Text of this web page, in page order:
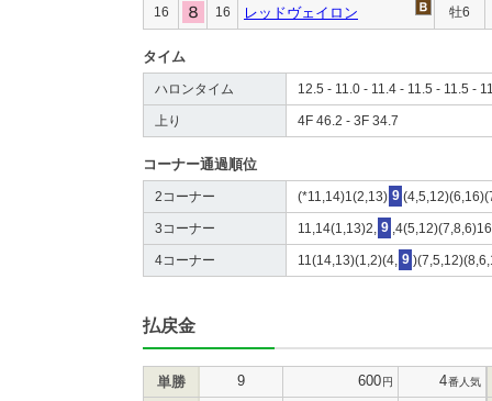
16 16 レッドヴェイロン 牡6
タイム
ハロンタイム 12.5 - 11.0 - 11.4 - 11.5 - 11.5 -
上り 4F 46.2 - 3F 34.7
コーナー通過順位
2コーナー (*11,14)1(2,13) 9
3コーナー 11,14(1,13)2, 9
4コーナー 11(14,13)(1,2)(4, 9
払戻金
単勝 9 600円 4番人気